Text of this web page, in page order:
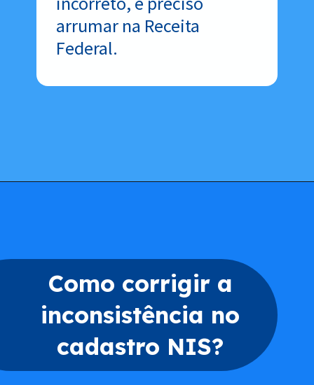
arrumar na Receita
Federal.
Como corrigir a
inconsistência no
cadastro NIS?